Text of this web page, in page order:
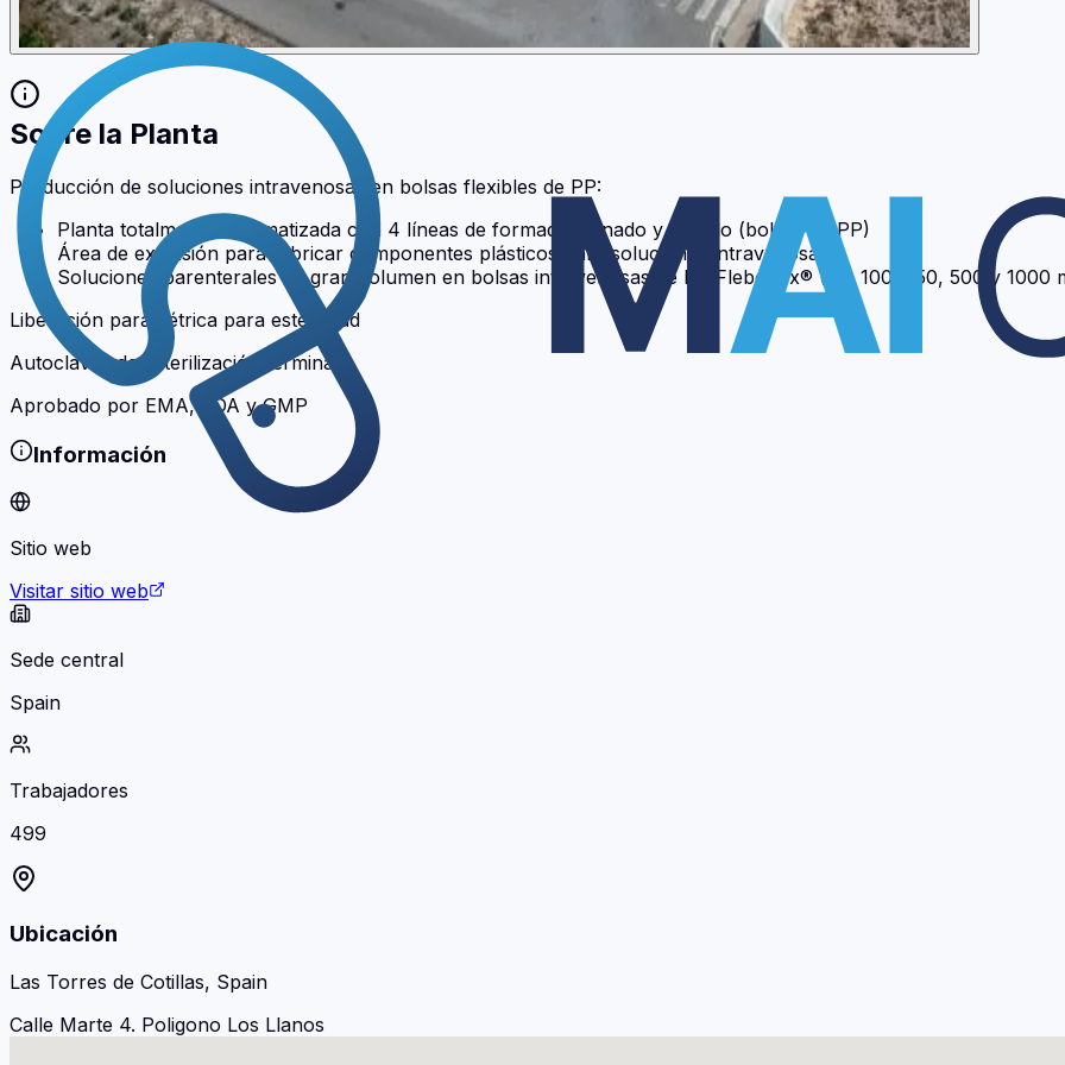
Sobre la Planta
Producción de soluciones intravenosas en bolsas flexibles de PP:
Planta totalmente automatizada con 4 líneas de formado, llenado y sellado (bolsas de PP)
Área de extrusión para fabricar componentes plásticos para soluciones intravenosas
Soluciones parenterales de gran volumen en bolsas intravenosas de PP Fleboflex® (50, 100, 250, 500 y 1000
Liberación paramétrica para esterilidad
Autoclaves de esterilización terminal
Aprobado por EMA, FDA y GMP
Información
Sitio web
Visitar sitio web
Sede central
Spain
Trabajadores
499
Ubicación
Las Torres de Cotillas, Spain
Calle Marte 4. Poligono Los Llanos